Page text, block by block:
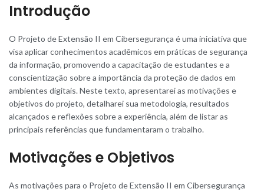
Introdução
O Projeto de Extensão II em Cibersegurança é uma iniciativa que
visa aplicar conhecimentos acadêmicos em práticas de segurança
da informação, promovendo a capacitação de estudantes e a
conscientização sobre a importância da proteção de dados em
ambientes digitais. Neste texto, apresentarei as motivações e
objetivos do projeto, detalharei sua metodologia, resultados
alcançados e reflexões sobre a experiência, além de listar as
principais referências que fundamentaram o trabalho.
Motivações e Objetivos
As motivações para o Projeto de Extensão II em Cibersegurança